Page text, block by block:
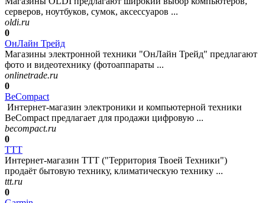
серверов, ноутбуков, сумок, аксессуаров ...
oldi.ru
0
ОнЛайн Трейд
Магазины электронной техники "ОнЛайн Трейд" предлагают
фото и видеотехнику (фотоаппараты ...
onlinetrade.ru
0
BeCompact
Интернет-магазин электроники и компьютерной техники
BeCompact предлагает для продажи цифровую ...
becompact.ru
0
ТТТ
Интернет-магазин ТТТ ("Территория Твоей Техники")
продаёт бытовую технику, климатическую технику ...
ttt.ru
0